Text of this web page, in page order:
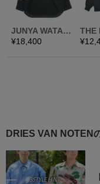
DRIES VAN NOTEN